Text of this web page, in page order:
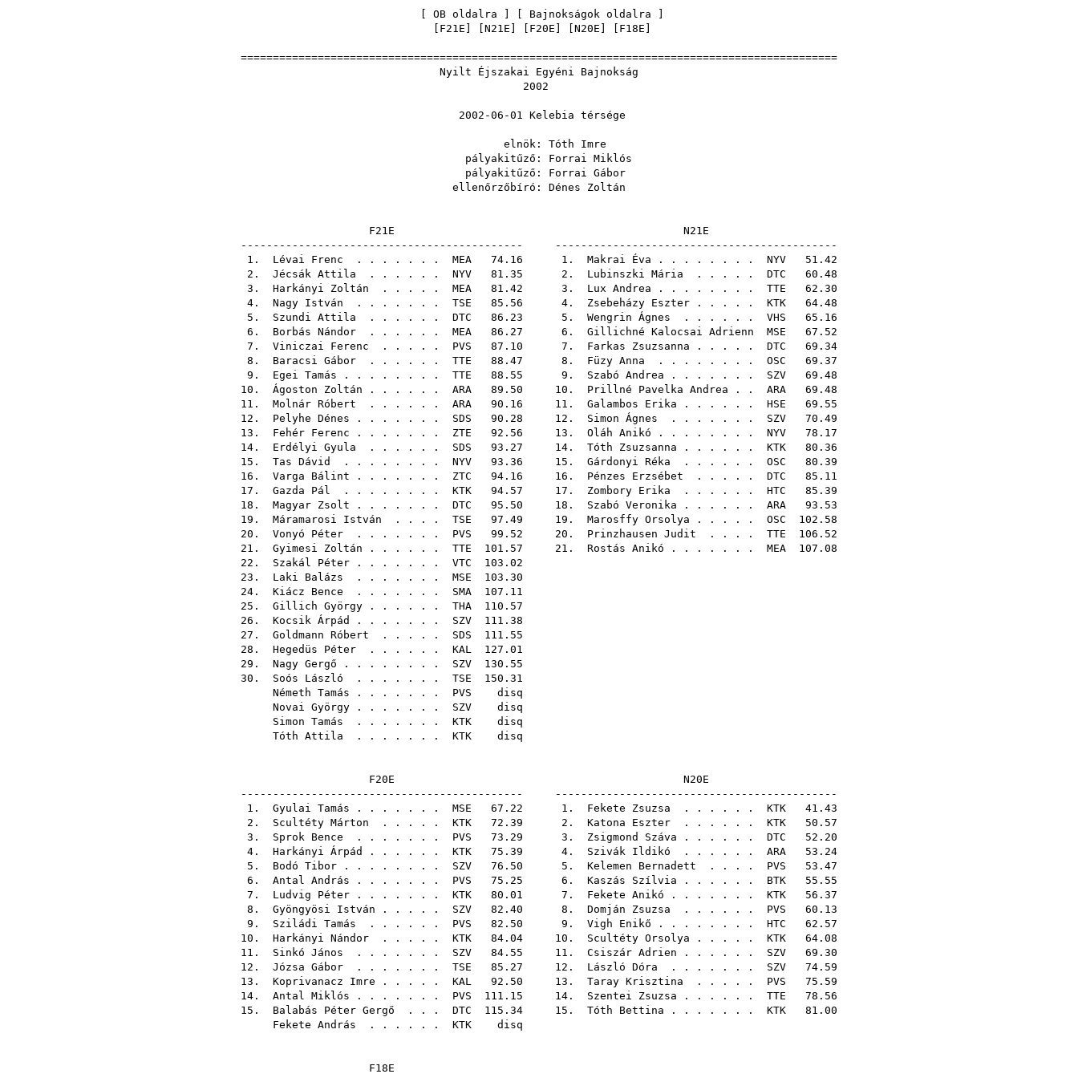
OB oldalra Bajnokságok oldalra
F21E N21E F20E N20E F18E
=============================================================================================
Nyilt Éjszakai Egyéni Bajnokság
2002
2002-06-01 Kelebia térsége
elnök: Tóth Imre
pályakitűző: Forrai Miklós
pályakitűző: Forrai Gábor
ellenőrzőbíró: Dénes Zoltán
F21E N21E
-------------------------------------------- --------------------------------------------
1. Lévai Frenc . . . . . . . MEA 74.16 1. Makrai Éva . . . . . . . . NYV 51.42
2. Jécsák Attila . . . . . . NYV 81.35 2. Lubinszki Mária . . . . . DTC 60.48
3. Harkányi Zoltán . . . . . MEA 81.42 3. Lux Andrea . . . . . . . . TTE 62.30
4. Nagy István . . . . . . . TSE 85.56 4. Zsebeházy Eszter . . . . . KTK 64.48
5. Szundi Attila . . . . . . DTC 86.23 5. Wengrin Ágnes . . . . . . VHS 65.16
6. Borbás Nándor . . . . . . MEA 86.27 6. Gillichné Kalocsai Adrienn MSE 67.52
7. Viniczai Ferenc . . . . . PVS 87.10 7. Farkas Zsuzsanna . . . . . DTC 69.34
8. Baracsi Gábor . . . . . . TTE 88.47 8. Füzy Anna . . . . . . . . OSC 69.37
9. Egei Tamás . . . . . . . . TTE 88.55 9. Szabó Andrea . . . . . . . SZV 69.48
10. Ágoston Zoltán . . . . . . ARA 89.50 10. Prillné Pavelka Andrea . . ARA 69.48
11. Molnár Róbert . . . . . . ARA 90.16 11. Galambos Erika . . . . . . HSE 69.55
12. Pelyhe Dénes . . . . . . . SDS 90.28 12. Simon Ágnes . . . . . . . SZV 70.49
13. Fehér Ferenc . . . . . . . ZTE 92.56 13. Oláh Anikó . . . . . . . . NYV 78.17
14. Erdélyi Gyula . . . . . . SDS 93.27 14. Tóth Zsuzsanna . . . . . . KTK 80.36
15. Tas Dávid . . . . . . . . NYV 93.36 15. Gárdonyi Réka . . . . . . OSC 80.39
16. Varga Bálint . . . . . . . ZTC 94.16 16. Pénzes Erzsébet . . . . . DTC 85.11
17. Gazda Pál . . . . . . . . KTK 94.57 17. Zombory Erika . . . . . . HTC 85.39
18. Magyar Zsolt . . . . . . . DTC 95.50 18. Szabó Veronika . . . . . . ARA 93.53
19. Máramarosi István . . . . TSE 97.49 19. Marosffy Orsolya . . . . . OSC 102.58
20. Vonyó Péter . . . . . . . PVS 99.52 20. Prinzhausen Judit . . . . TTE 106.52
21. Gyimesi Zoltán . . . . . . TTE 101.57 21. Rostás Anikó . . . . . . . MEA 107.08
22. Szakál Péter . . . . . . . VTC 103.02
23. Laki Balázs . . . . . . . MSE 103.30
24. Kiácz Bence . . . . . . . SMA 107.11
25. Gillich György . . . . . . THA 110.57
26. Kocsik Árpád . . . . . . . SZV 111.38
27. Goldmann Róbert . . . . . SDS 111.55
28. Hegedüs Péter . . . . . . KAL 127.01
29. Nagy Gergő . . . . . . . . SZV 130.55
30. Soós László . . . . . . . TSE 150.31
Németh Tamás . . . . . . . PVS disq
Novai György . . . . . . . SZV disq
Simon Tamás . . . . . . . KTK disq
Tóth Attila . . . . . . . KTK disq
F20E N20E
-------------------------------------------- --------------------------------------------
1. Gyulai Tamás . . . . . . . MSE 67.22 1. Fekete Zsuzsa . . . . . . KTK 41.43
2. Scultéty Márton . . . . . KTK 72.39 2. Katona Eszter . . . . . . KTK 50.57
3. Sprok Bence . . . . . . . PVS 73.29 3. Zsigmond Száva . . . . . . DTC 52.20
4. Harkányi Árpád . . . . . . KTK 75.39 4. Szivák Ildikó . . . . . . ARA 53.24
5. Bodó Tibor . . . . . . . . SZV 76.50 5. Kelemen Bernadett . . . . PVS 53.47
6. Antal András . . . . . . . PVS 75.25 6. Kaszás Szílvia . . . . . . BTK 55.55
7. Ludvig Péter . . . . . . . KTK 80.01 7. Fekete Anikó . . . . . . . KTK 56.37
8. Gyöngyösi István . . . . . SZV 82.40 8. Domján Zsuzsa . . . . . . PVS 60.13
9. Sziládi Tamás . . . . . . PVS 82.50 9. Vigh Enikő . . . . . . . . HTC 62.57
10. Harkányi Nándor . . . . . KTK 84.04 10. Scultéty Orsolya . . . . . KTK 64.08
11. Sinkó János . . . . . . . SZV 84.55 11. Csiszár Adrien . . . . . . SZV 69.30
12. Józsa Gábor . . . . . . . TSE 85.27 12. László Dóra . . . . . . . SZV 74.59
13. Koprivanacz Imre . . . . . KAL 92.50 13. Taray Krisztina . . . . . PVS 75.59
14. Antal Miklós . . . . . . . PVS 111.15 14. Szentei Zsuzsa . . . . . . TTE 78.56
15. Balabás Péter Gergő . . . DTC 115.34 15. Tóth Bettina . . . . . . . KTK 81.00
Fekete András . . . . . . KTK disq
F18E